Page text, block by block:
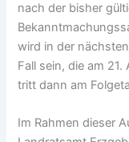
nach der bisher
wird in der
Fall sein, die am
tritt dann am
Im Rahmen dieser